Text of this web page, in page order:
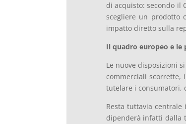
di acquisto: secondo il
scegliere un prodotto
impatto diretto sulla
Il quadro europeo e
Le nuove disposizioni
commerciali scorrette,
tutelare i consumatori,
Resta tuttavia
dipenderà infatti dalla